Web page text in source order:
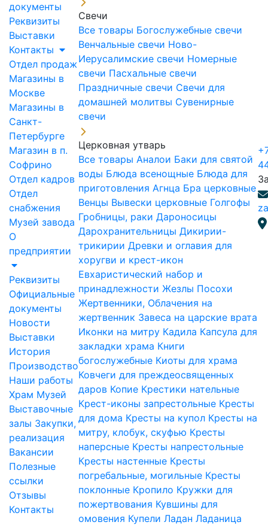
документы
Реквизиты
Выставки
Контакты
Отдел продаж
Магазины в
Москве
Магазины в
Санкт-
Петербурге
Магазин в п.
Софрино
Отдел кадров
Отдел
снабжения
Музей завода
О
предприятии
Реквизиты
Официальные
документы
Новости
Выставки
История
Производство
Наши работы
Храм Музей
Выставочные
залы Закупки,
реализация
Вакансии
Полезные
ссылки
Отзывы
Контакты
Свечи
Все товары Богослужебные свечи
Венчальные свечи Ново-
Иерусалимские свечи Номерные
свечи Пасхальные свечи
Праздничные свечи Свечи для
домашней молитвы Сувенирные
свечи
Церковная утварь
Все товары Аналои Баки для святой
воды Блюда всенощные Блюда для
приготовления Агнца Бра церковные
Венцы Вывески церковные Голгофы
Гробницы, раки Дароносицы
Дарохранительницы Дикирии-
трикирии Древки и оглавия для
хоругви и крест-икон
Евхаристический набор и
принадлежности Жезлы Посохи
Жертвенники, Облачения на
жертвенник Завеса на царские врата
Иконки на митру Кадила Капсула для
закладки храма Книги
богослужебные Киоты для храма
Ковчеги для преждеосвященных
даров Копие Крестики нательные
Крест-иконы запрестольные Кресты
для дома Кресты на купол Кресты на
митру, клобук, скуфью Кресты
наперсные Кресты напрестольные
Кресты настенные Кресты
погребальные, могильные Кресты
поклонные Кропило Кружки для
пожертвования Кувшины для
омовения Купели Ладан Ладаница